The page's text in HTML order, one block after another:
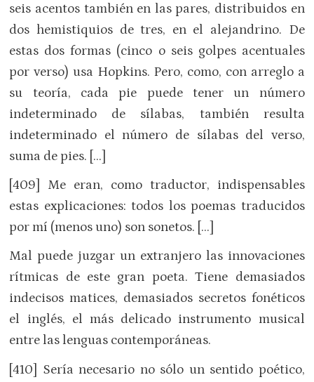
seis acentos también en las pares, distribuidos en
dos hemistiquios de tres, en el alejandrino. De
estas dos formas (cinco o seis golpes acentuales
por verso) usa Hopkins. Pero, como, con arreglo a
su teoría, cada pie puede tener un número
indeterminado de sílabas, también resulta
indeterminado el número de sílabas del verso,
suma de pies. […]
[409] Me eran, como traductor, indispensables
estas explicaciones: todos los poemas traducidos
por mí (menos uno) son sonetos. […]
Mal puede juzgar un extranjero las innovaciones
rítmicas de este gran poeta. Tiene demasiados
indecisos matices, demasiados secretos fonéticos
el inglés, el más delicado instrumento musical
entre las lenguas contemporáneas.
[410] Sería necesario no sólo un sentido poético,